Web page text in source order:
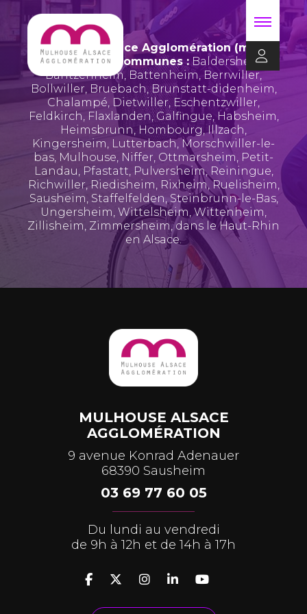
Mulhouse Alsace Agglomération (m2A)
regroupe 39 communes : Baldersheim,
Bantzenheim, Battenheim, Berrwiller,
Bollwiller, Bruebach,Brunstatt-didenheim,
Chalampé, Dietwiller, Eschentzwiller,
Feldkirch, Flaxlanden,Galfingue, Habsheim,
Heimsbrunn, Hombourg,Illzach,
Kingersheim, Lutterbach, Morschwiller-le-
bas, Mulhouse, Niffer, Ottmarsheim, Petit-
Landau, Pfastatt, Pulversheim, Reiningue,
Richwiller,Riedisheim, Rixheim,Ruelisheim,
Sausheim, Staffelfelden, Steinbrunn-le-Bas,
Ungersheim, Wittelsheim,Wittenheim,
Zillisheim, Zimmersheim, dans le Haut-Rhin
en Alsace.
MULHOUSE ALSACE
AGGLOMÉRATION
9 avenue Konrad Adenauer
68390 Sausheim
03 69 77 60 05
Du lundi au vendredi
de 9h à 12h et de 14h à 17h